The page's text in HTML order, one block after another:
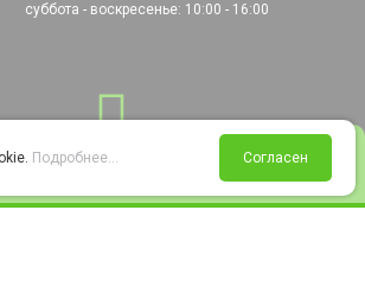
Избранное Корзина
суббота - воскресенье: 10:00 - 16:00
Подробнее... Согласен